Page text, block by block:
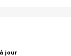
jour